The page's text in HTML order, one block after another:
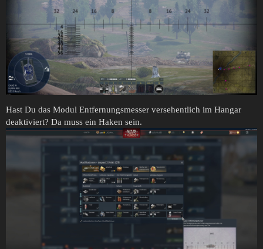
Hast Du das Modul Entfernungsmesser versehentlich im Hangar
deaktiviert? Da muss ein Haken sein.